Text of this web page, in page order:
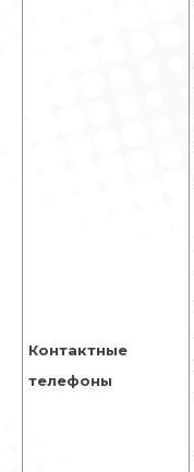
Контактные
телефоны